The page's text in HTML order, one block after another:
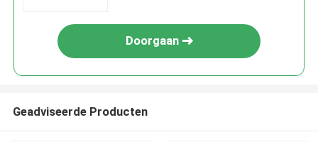
Doorgaan
Geadviseerde Producten